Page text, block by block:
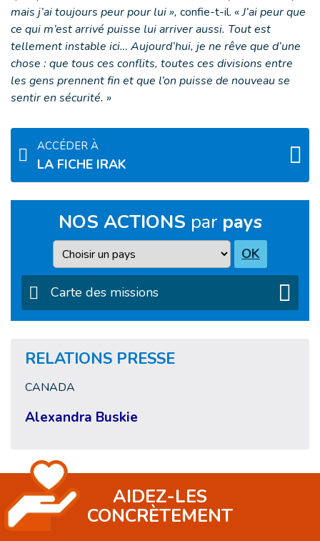
mais j’ai toujours peur pour lui », confie-t-il. «J’ai peur que
ce qui m’est arrivé puisse lui arriver aussi. Tout est
tellement instable ici… Aujourd’hui, je ne rêve que d’une
chose : que tous ces conflits, toutes ces divisions entre
les gens prennent fin et que l’on puisse de nouveau se
sentir en sécurité. »
ACCÉDER À
LA FICHE IRAK
NOS ACTIONS par pays
Pays OK
Carte des missions
RELATIONS PRESSE
CANADA
Alexandra Buskie
AIDEZ-LES
CONCRÈTEMENT